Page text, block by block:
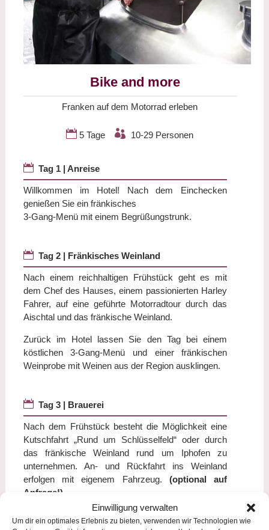
Einwilligung verwalten
Um dir ein optimales Erlebnis zu bieten, verwenden wir Technologien wie
Bike and more
Franken auf dem Motorrad erleben
 5 Tage 10-29 Personen
 Tag 1 | Anreise
Willkommen im Hotel! Nach dem Einchecken
genießen Sie ein fränkisches
3-Gang-Menü mit einem Begrüßungstrunk.
 Tag 2 | Fränkisches Weinland
Nach einem reichhaltigen Frühstück geht es mit
dem Chef des Hauses, einem passionierten Harley
Fahrer, auf eine geführte Motorradtour durch das
Aischtal und das fränkische Weinland.
Zurück im Hotel lassen Sie den Tag bei einem
köstlichen 3-Gang-Menü und einer fränkischen
Weinprobe mit Weinen aus der Region ausklingen.
 Tag 3 | Brauerei
Nach dem Frühstück besteht die Möglichkeit eine
Kutschfahrt „Rund um Schlüsselfeld“ oder durch
das fränkische Weinland rund um Iphofen zu
unternehmen. An- und Rückfahrt ins Weinland
erfolgen mit eigenem Fahrzeug. (optional auf
Anfrage!)
Am Nachmittag führt der Chef persönlich durch die